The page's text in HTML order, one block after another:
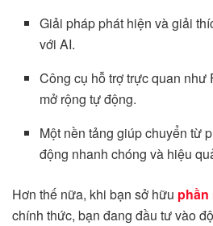
Giải pháp phát hiện và giải
với AI.
Công cụ hỗ trợ trực quan
mở rộng tự động.
Một nền tảng giúp chuyển từ
động nhanh chóng và hiệu
Hơn thế nữa, khi bạn sở hữu phần
chính thức, bạn đang đầu tư vào